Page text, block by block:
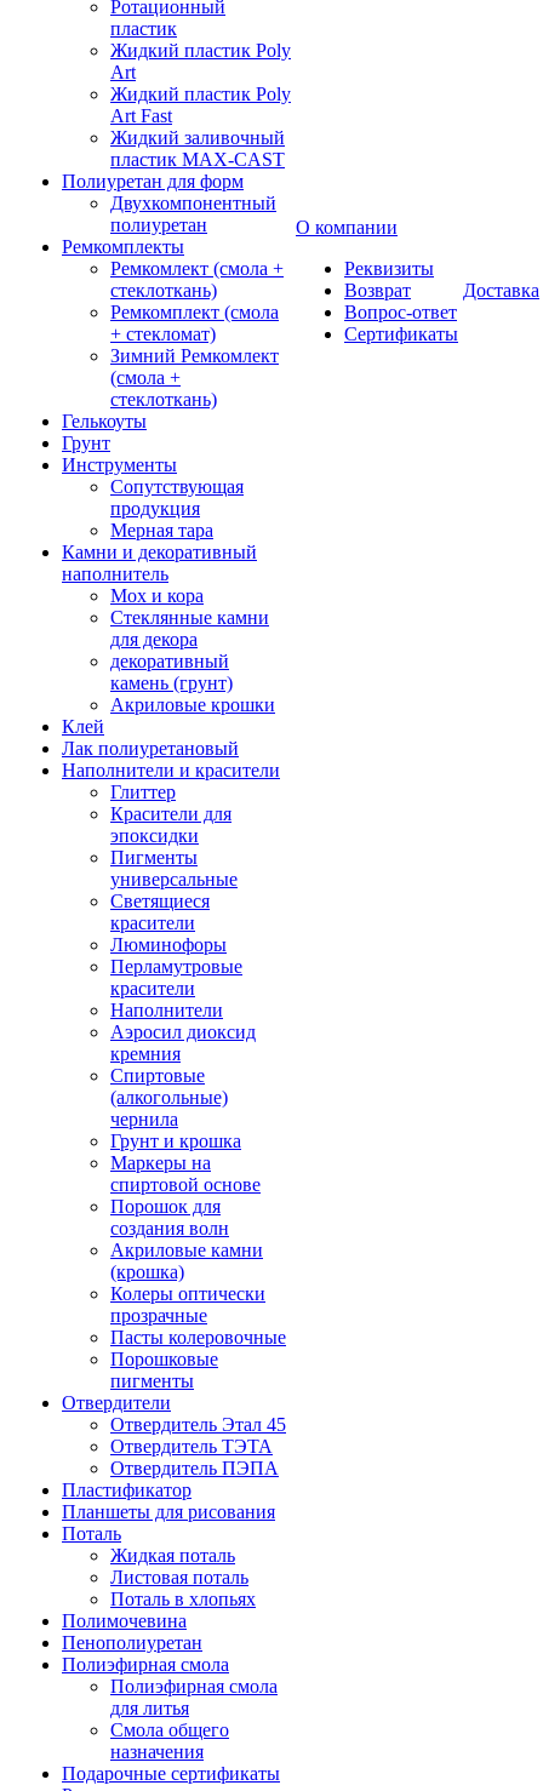
Ротационный
пластик
Жидкий пластик Poly
Art
Жидкий пластик Poly
Art Fast
Жидкий заливочный
пластик MAX-CAST
Полиуретан для форм
Двухкомпонентный
полиуретан
Ремкомплекты
Ремкомлект (смола +
стеклоткань)
Ремкомплект (смола
+ стекломат)
Зимний Ремкомлект
(смола +
стеклоткань)
Гелькоуты
Грунт
Инструменты
Сопутствующая
продукция
Мерная тара
Камни и декоративный
наполнитель
Мох и кора
Стеклянные камни
для декора
декоративный
камень (грунт)
Акриловые крошки
Клей
Лак полиуретановый
Наполнители и красители
Глиттер
Красители для
эпоксидки
Пигменты
универсальные
Светящиеся
красители
Люминофоры
Перламутровые
красители
Наполнители
Аэросил диоксид
кремния
Спиртовые
(алкогольные)
чернила
Грунт и крошка
Маркеры на
спиртовой основе
Порошок для
создания волн
Акриловые камни
(крошка)
Колеры оптически
прозрачные
Пасты колеровочные
Порошковые
пигменты
Отвердители
Отвердитель Этал 45
Отвердитель ТЭТА
Отвердитель ПЭПА
Пластификатор
Планшеты для рисования
Поталь
Жидкая поталь
Листовая поталь
Поталь в хлопьях
Полимочевина
Пенополиуретан
Полиэфирная смола
Полиэфирная смола
для литья
Смола общего
назначения
Подарочные сертификаты
О компании
Реквизиты
Возврат
Вопрос-ответ
Сертификаты
Доставка